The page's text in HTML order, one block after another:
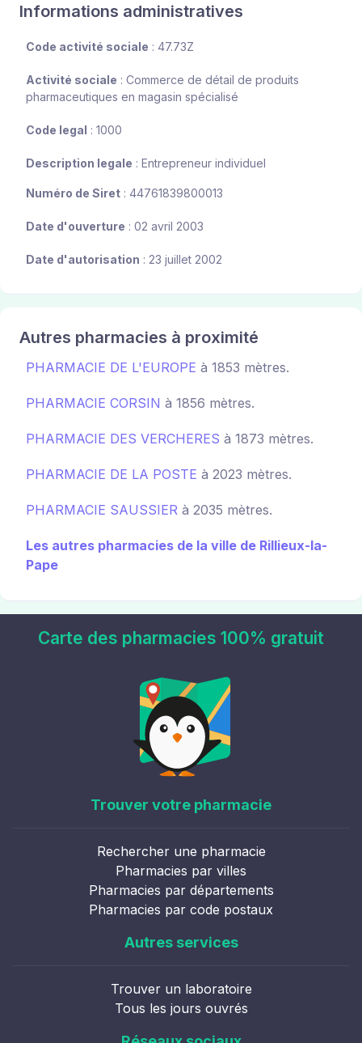
Informations administratives
Code activité sociale : 47.73Z
Activité sociale : Commerce de détail de produits
pharmaceutiques en magasin spécialisé
Code legal : 1000
Description legale : Entrepreneur individuel
Numéro de Siret : 44761839800013
Date d'ouverture : 02 avril 2003
Date d'autorisation : 23 juillet 2002
Autres pharmacies à proximité
PHARMACIE DE L'EUROPE à 1853 mètres.
PHARMACIE CORSIN à 1856 mètres.
PHARMACIE DES VERCHERES à 1873 mètres.
PHARMACIE DE LA POSTE à 2023 mètres.
PHARMACIE SAUSSIER à 2035 mètres.
Les autres pharmacies de la ville de Rillieux-la-
Pape
Carte des pharmacies 100% gratuit
Trouver votre pharmacie
Rechercher une pharmacie
Pharmacies par villes
Pharmacies par départements
Pharmacies par code postaux
Autres services
Trouver un laboratoire
Tous les jours ouvrés